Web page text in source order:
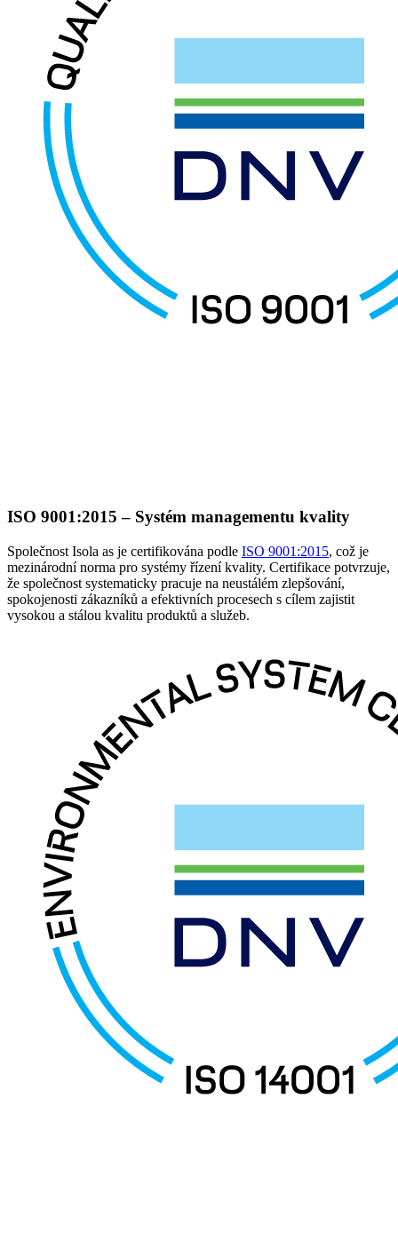
ISO 9001:2015 – Systém managementu kvality
Společnost Isola as je certifikována podle ISO 9001:2015, což je
mezinárodní norma pro systémy řízení kvality. Certifikace potvrzuje,
že společnost systematicky pracuje na neustálém zlepšování,
spokojenosti zákazníků a efektivních procesech s cílem zajistit
vysokou a stálou kvalitu produktů a služeb.